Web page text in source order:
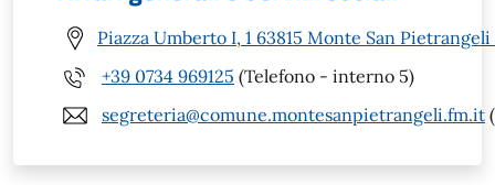
Piazza Umberto I, 1 63815 Monte San Pietrangeli
+39 0734 969125 (Telefono - interno 5)
segreteria@comune.montesanpietrangeli.fm.it